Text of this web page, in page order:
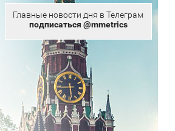
Главные новости дня в Телеграм
подписаться @mmetrics